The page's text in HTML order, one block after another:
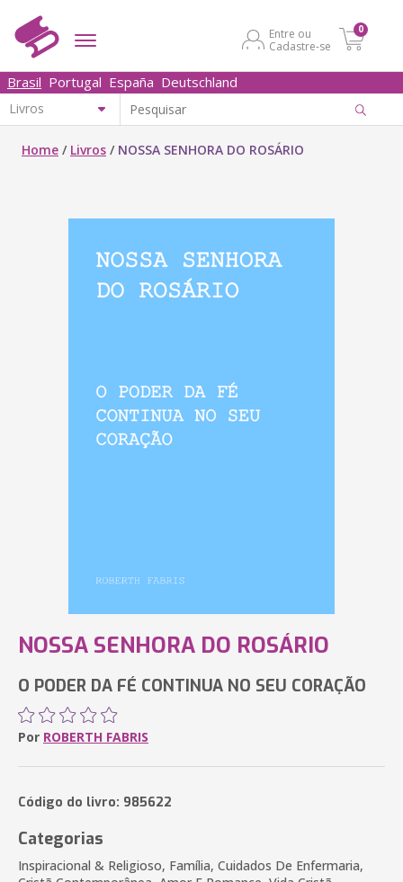
Entre ou
Cadastre-se
0
Brasil Portugal España Deutschland
Home / Livros / NOSSA SENHORA DO ROSÁRIO
NOSSA SENHORA DO ROSÁRIO
O PODER DA FÉ CONTINUA NO SEU CORAÇÃO
Por ROBERTH FABRIS
Código do livro: 985622
Categorias
Inspiracional & Religioso, Família, Cuidados De Enfermaria,